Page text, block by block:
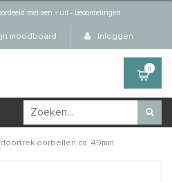
met een - uit -beoordelingen
moodboard Inloggen
0
oorbellen ca. 49mm